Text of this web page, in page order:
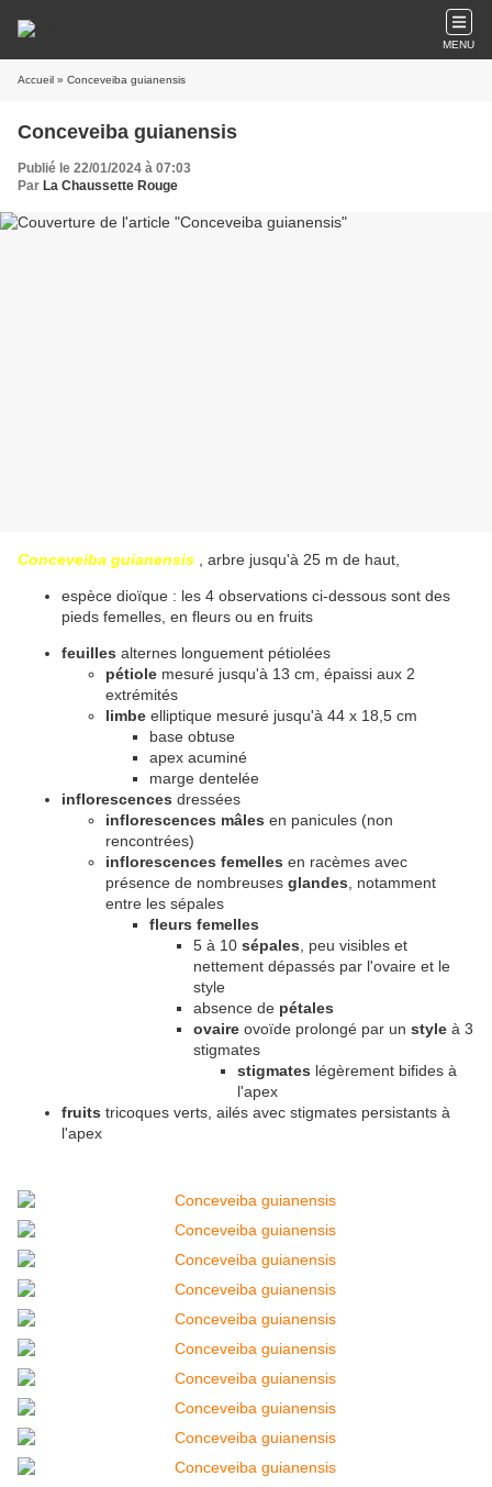
MENU
Accueil » Conceveiba guianensis
Conceveiba guianensis
Publié le 22/01/2024 à 07:03
Par La Chaussette Rouge
Conceveiba guianensis , arbre jusqu'à 25 m de haut,
espèce dioïque : les 4 observations ci-dessous sont des
pieds femelles, en fleurs ou en fruits
feuilles alternes longuement pétiolées
pétiole mesuré jusqu'à 13 cm, épaissi aux 2
extrémités
limbe elliptique mesuré jusqu'à 44 x 18,5 cm
base obtuse
apex acuminé
marge dentelée
inflorescences dressées
inflorescences mâles en panicules (non
rencontrées)
inflorescences femelles en racèmes avec
présence de nombreuses glandes , notamment
entre les sépales
fleurs femelles
5 à 10 sépales , peu visibles et
nettement dépassés par l'ovaire et le
style
absence de pétales
ovaire ovoïde prolongé par un style à 3
stigmates
stigmates légèrement bifides à
l'apex
fruits tricoques verts, ailés avec stigmates persistants à
l'apex